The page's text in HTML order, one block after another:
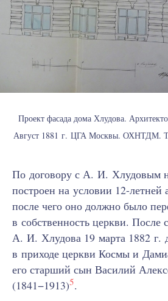
Проект фасада дома Хлудова.
Август 1881 г. ЦГА Москвы.
По договору с А. И. Хлудовым
построен на условии 12-летней
после чего оно должно было
в собственность церкви. После
А. И. Хлудова 19 марта 1882 г.
в приходе церкви Космы и
его старший сын Василий
(1841−1913)5.